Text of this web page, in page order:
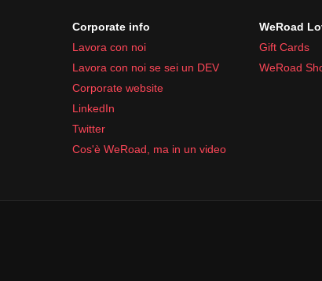
Corporate info
Lavora con noi
Lavora con noi se sei un DEV
Corporate website
LinkedIn
Twitter
Cos'è WeRoad, ma in un video
WeRoad
Gift Cards
WeRoad